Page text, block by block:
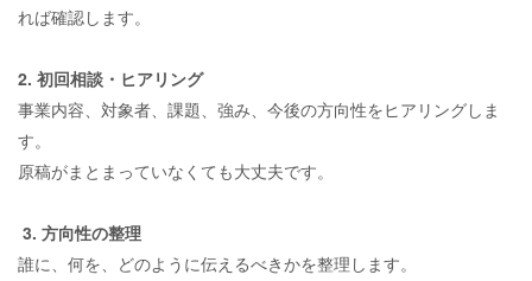
れば確認します。
2. 初回相談・ヒアリング
事業内容、対象者、課題、強み、今後の方向性をヒアリングしま
す。
原稿がまとまっていなくても大丈夫です。
3. 方向性の整理
誰に、何を、どのように伝えるべきかを整理します。